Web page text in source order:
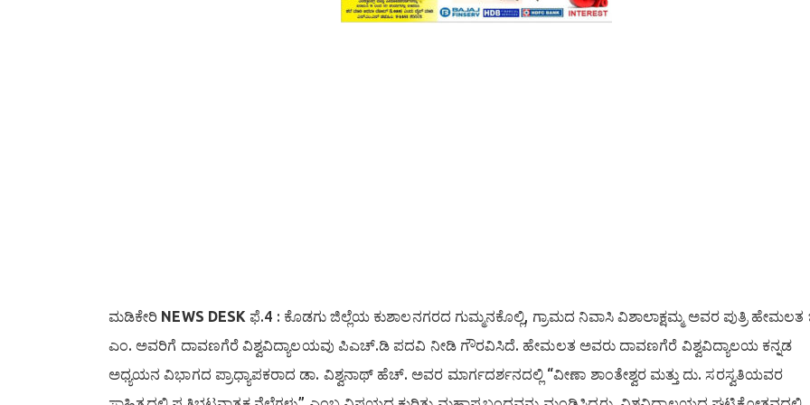
ಮಡಿಕೇರಿ NEWS DESK ಫೆ.4 : ಕೊಡಗು ಜಿಲ್ಲೆಯ ಕುಶಾಲನಗರದ ಗುಮ್ಮನಕೊಲ್ಲಿ, ಗ್ರಾಮದ ನಿವಾಸಿ ವಿಶಾಲಾಕ್ಷಮ್ಮ ಅವರ ಪುತ್ರಿ ಹೇಮಲತ
ಎಂ. ಅವರಿಗೆ ದಾವಣಗೆರೆ ವಿಶ್ವವಿದ್ಯಾಲಯವು ಪಿಎಚ್.ಡಿ ಪದವಿ ನೀಡಿ ಗೌರವಿಸಿದೆ. ಹೇಮಲತ ಅವರು ದಾವಣಗೆರೆ ವಿಶ್ವವಿದ್ಯಾಲಯ ಕನ್ನಡ
ಅಧ್ಯಯನ ವಿಭಾಗದ ಪ್ರಾಧ್ಯಾಪಕರಾದ ಡಾ. ವಿಶ್ವನಾಥ್ ಹೆಚ್. ಅವರ ಮಾರ್ಗದರ್ಶನದಲ್ಲಿ “ವೀಣಾ ಶಾಂತೇಶ್ವರ ಮತ್ತು ದು. ಸರಸ್ವತಿಯವರ